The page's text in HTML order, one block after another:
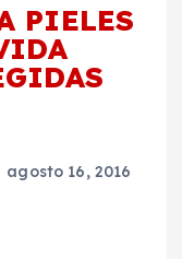
PIELES
agosto 16, 2016